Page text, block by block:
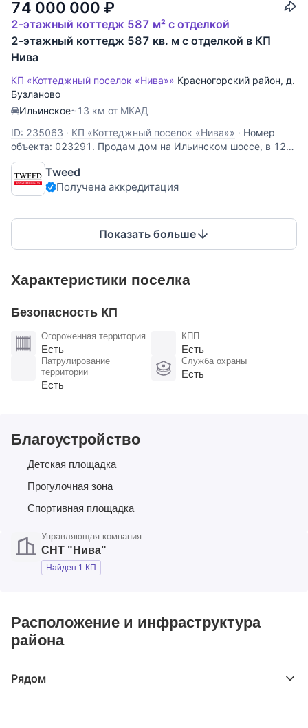
74 000 000 ₽
2-этажный коттедж 587 м² с отделкой
2-этажный коттедж 587 кв. м с отделкой в КП
Нива
КП «Коттеджный поселок «Нива»» Красногорский район, д.
Бузланово
Ильинское~13 км от МКАД
ID: 235063 · КП «Коттеджный поселок «Нива»» · Номер
объекта: 023291. Продам дом на Ильинском шоссе, в 12
км. от МКАД, в коттеджном поселке Нива. Дом 4-х
уровневый, кирпичный, общей площадью 587 м.кв.,
расположен на участке размером 14 сот. Есть
Tweed
Получена аккредитация
Показать больше
Характеристики поселка
Безопасность КП
Огороженная территория
Есть
КПП
Есть
Патрулирование
территории
Есть
Служба охраны
Есть
Благоустройство
Детская площадка
Прогулочная зона
Спортивная площадка
Управляющая компания
СНТ "Нива"
Найден 1 КП
Расположение и инфраструктура
района
Рядом